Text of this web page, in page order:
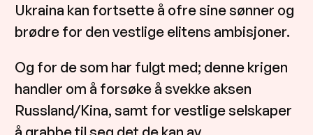
Ukraina kan fortsette å ofre sine sønner og
brødre for den vestlige elitens ambisjoner.
Og for de som har fulgt med; denne krigen
handler om å forsøke å svekke aksen
Russland/Kina, samt for vestlige selskaper